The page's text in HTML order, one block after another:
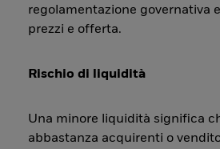
regolamentazione governativa
prezzi e offerta.
Rischio di liquidità
Una minore liquidità significa
abbastanza acquirenti o